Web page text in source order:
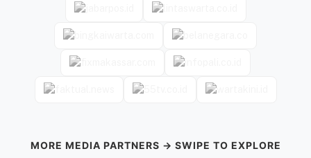
MORE MEDIA PARTNERS → SWIPE TO EXPLORE